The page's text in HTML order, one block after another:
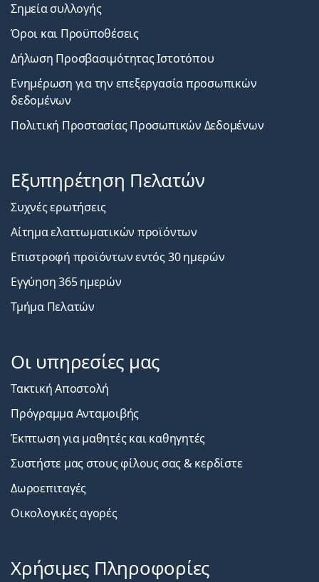
Σημεία συλλογής
Όροι και Προϋποθέσεις
Δήλωση Προσβασιμότητας Ιστοτόπου
Ενημέρωση για την επεξεργασία προσωπικών
δεδομένων
Πολιτική Προστασίας Προσωπικών Δεδομένων
Εξυπηρέτηση Πελατών
Συχνές ερωτήσεις
Αίτημα ελαττωματικών προϊόντων
Επιστροφή προϊόντων εντός 30 ημερών
Εγγύηση 365 ημερών
Τμήμα Πελατών
Οι υπηρεσίες μας
Τακτική Αποστολή
Πρόγραμμα Ανταμοιβής
Έκπτωση για μαθητές και καθηγητές
Συστήστε μας στους φίλους σας & κερδίστε
Δωροεπιταγές
Οικολογικές αγορές
Χρήσιμες Πληροφορίες